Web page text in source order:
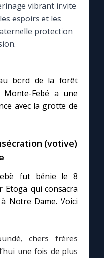
vibrant invite
espoirs et les
protection
bord de la forêt
Febë a une
avec la grotte de
(votive)
fut bénie le 8
Etoga qui consacra
Notre Dame. Voici
chers frères
une fois de plus